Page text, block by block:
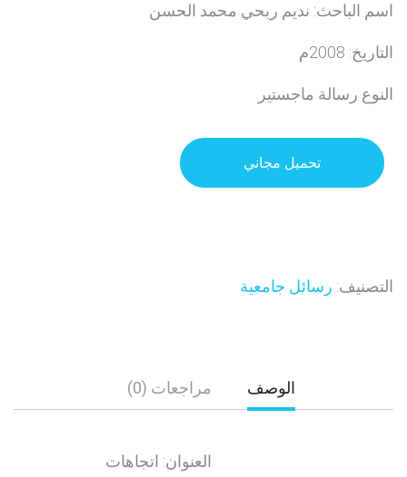
اسم الباحث: نديم ربحي محمد الحسن
التاريخ: 2008م
النوع رسالة ماجستير
تحميل مجاني
التصنيف: رسائل جامعية
الوصف مراجعات (0)
العنوان: اتجاهات